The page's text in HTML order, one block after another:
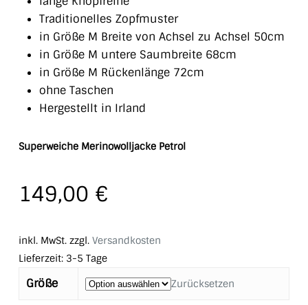
Traditionelles Zopfmuster
in Größe M Breite von Achsel zu Achsel 50cm
in Größe M untere Saumbreite 68cm
in Größe M Rückenlänge 72cm
ohne Taschen
Hergestellt in Irland
Superweiche Merinowolljacke Petrol
149,00 €
inkl. MwSt. zzgl. Versandkosten
Lieferzeit: 3-5 Tage
Größe Zurücksetzen